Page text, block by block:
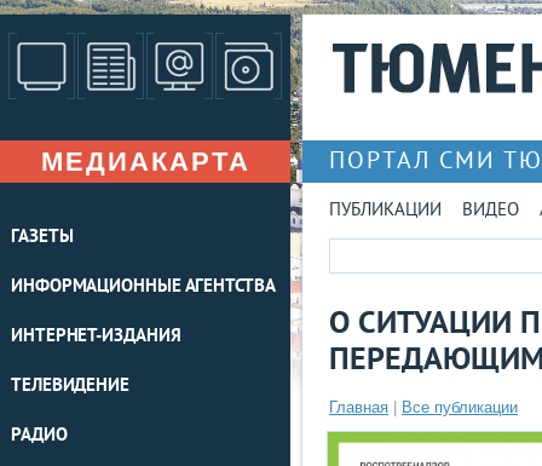
МЕДИАКАРТА
ГАЗЕТЫ
ИНФОРМАЦИОННЫЕ АГЕНТСТВА
ИНТЕРНЕТ-ИЗДАНИЯ
ТЕЛЕВИДЕНИЕ
РАДИО
ПОРТАЛ СМИ
ПУБЛИКАЦИИ ВИДЕО
О СИТУАЦИИ
Главная Все публикации